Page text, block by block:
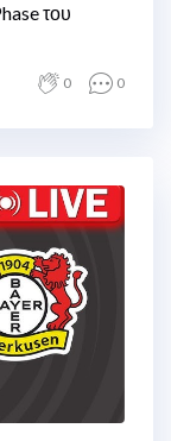
του
0 0